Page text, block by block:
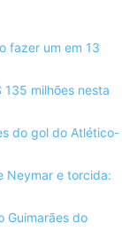
fazer um em 13
milhões nesta
do gol do Atlético-
Neymar e torcida:
Guimarães do